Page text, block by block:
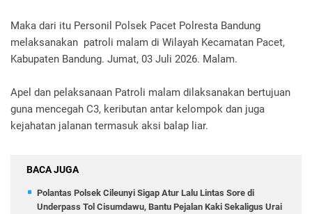
Maka dari itu Personil Polsek Pacet Polresta Bandung
melaksanakan patroli malam di Wilayah Kecamatan Pacet,
Kabupaten Bandung. Jumat, 03 Juli 2026. Malam.
Apel dan pelaksanaan Patroli malam dilaksanakan bertujuan
guna mencegah C3, keributan antar kelompok dan juga
kejahatan jalanan termasuk aksi balap liar.
BACA JUGA
Polantas Polsek Cileunyi Sigap Atur Lalu Lintas Sore di
Underpass Tol Cisumdawu, Bantu Pejalan Kaki Sekaligus Urai